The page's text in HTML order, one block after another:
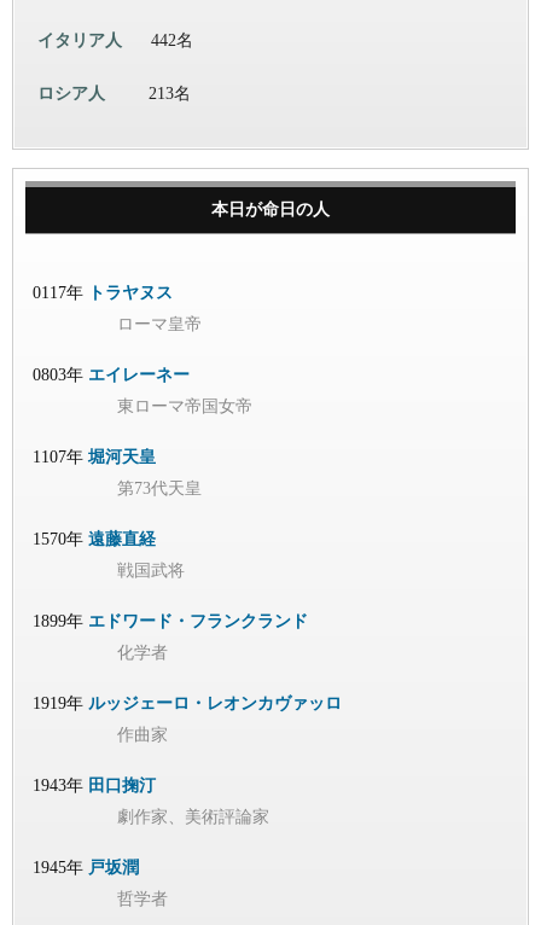
イタリア人 442名
ロシア人 213名
本日が命日の人
0117年 トラヤヌス
ローマ皇帝
0803年 エイレーネー
東ローマ帝国女帝
1107年 堀河天皇
第73代天皇
1570年 遠藤直経
戦国武将
1899年 エドワード・フランクランド
化学者
1919年 ルッジェーロ・レオンカヴァッロ
作曲家
1943年 田口掬汀
劇作家、美術評論家
1945年 戸坂潤
哲学者